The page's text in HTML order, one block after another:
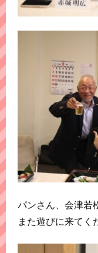
パンさん、会津若
また遊びに来てく